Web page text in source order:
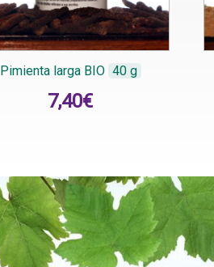
Pimienta larga BIO 40 g
7,40€